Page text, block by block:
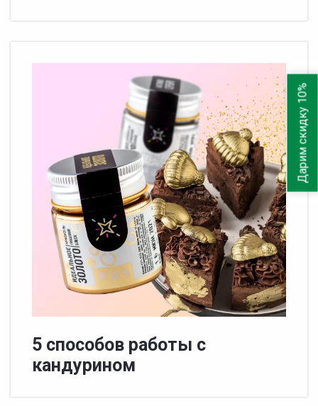
5 способов работы с
кандурином
Дарим скидку 10%